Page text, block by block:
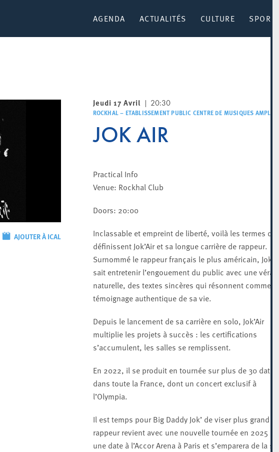
AGENDA ACTUALITÉS CULTURE SPORT
AJOUTER À ICAL
Jeudi 17 Avril 20:30
ROCKHAL – ETABLISSEMENT PUBLIC CENTRE DE MUSIQUES
JOK AIR
Practical Info
Venue: Rockhal Club
Doors: 20:00
Inclassable et empreint de liberté, voilà les termes qui
définissent Jok’Air et sa longue carrière de rappeur.
Surnommé le rappeur français le plus américain, Jok’Air
sait entretenir l’engouement du public avec une
naturelle, des textes sincères qui résonnent comme un
témoignage authentique de sa vie.
Depuis le lancement de sa carrière en solo, Jok’Air
multiplie les projets à succès : les certifications
s’accumulent, les salles se remplissent.
En 2022, il se produit en tournée sur plus de 30 dates
dans toute la France, dont un concert exclusif à
l’Olympia.
Il est temps pour Big Daddy Jok’ de viser plus grand : le
rappeur revient avec une nouvelle tournée en 2025
une date à l’Accor Arena à Paris et s’emparera de la